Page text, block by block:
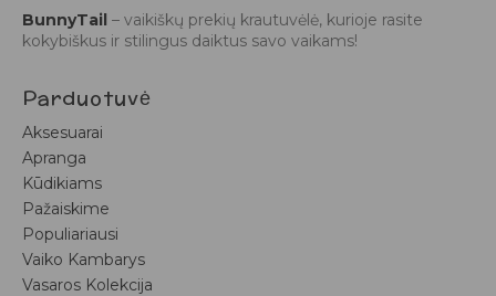
BunnyTail – vaikiškų prekių krautuvėlė, kurioje rasite
kokybiškus ir stilingus daiktus savo vaikams!
Parduotuvė
Aksesuarai
Apranga
Kūdikiams
Pažaiskime
Populiariausi
Vaiko Kambarys
Vasaros Kolekcija